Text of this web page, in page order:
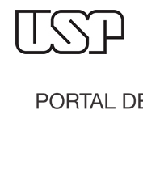
Cabeçalho
site